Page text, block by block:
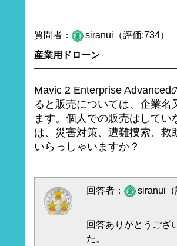
質問者：
siranui（評価:734）
産業用ドローン
Mavic 2 Enterprise
ると販売については、企業
ます。個人での販売はして
は、災害対策、遭難捜索、
いらっしゃいますか？
回答者： siranui（
回答ありがとうござ
た。